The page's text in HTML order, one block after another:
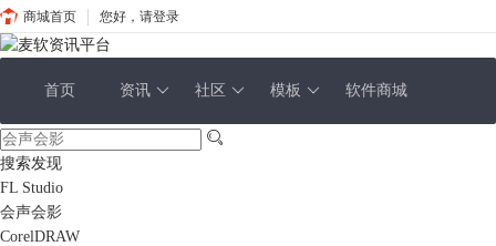
商城首页 您好，请登录
首页 资讯 社区 模板 软件商城
搜索发现
FL Studio
会声会影
CorelDRAW